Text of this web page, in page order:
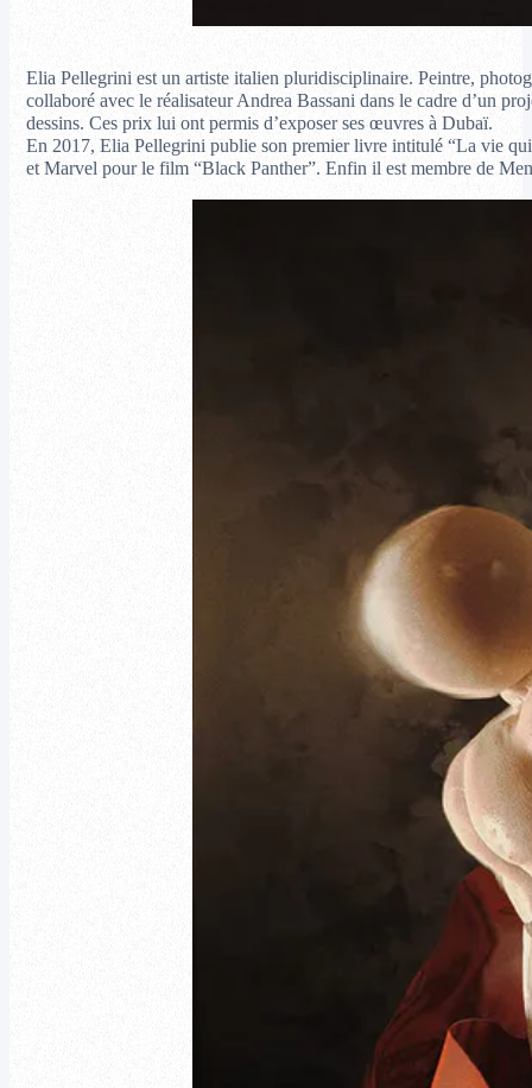
Elia Pellegrini est un artiste italien pluridisciplinaire. Peintre,
collaboré avec le réalisateur Andrea Bassani dans le cadre d’un
dessins. Ces prix lui ont permis d’exposer ses œuvres à Dubaï.
En 2017, Elia Pellegrini publie son premier livre intitulé “La vie
et Marvel pour le film “Black Panther”. Enfin il est membre de